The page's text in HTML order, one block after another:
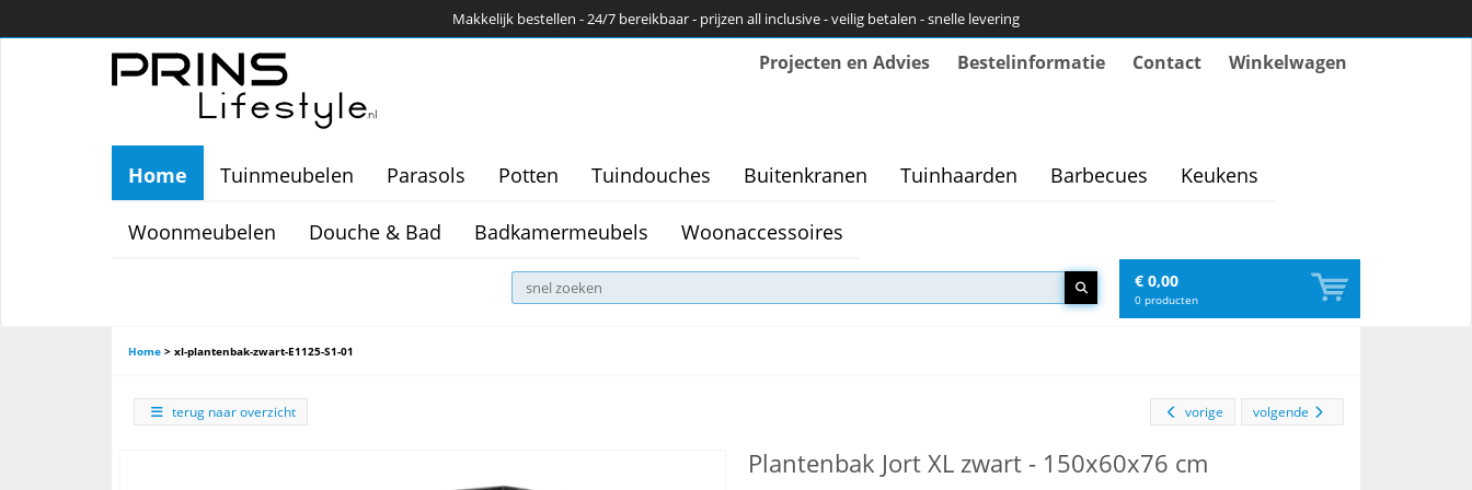
Makkelijk bestellen - 24/7 bereikbaar - prijzen all inclusive - veilig betalen - snelle levering
Projecten en Advies Bestelinformatie Contact Winkelwagen
Home Tuinmeubelen Parasols Potten Tuindouches Buitenkranen Tuinhaarden Barbecues Keukens
Woonmeubelen Douche & Bad Badkamermeubels Woonaccessoires
€ 0,00
0 producten
Home > xl-plantenbak-zwart-E1125-S1-01
terug naar overzicht volgende
vorige
Plantenbak Jort XL zwart - 150x60x76 cm